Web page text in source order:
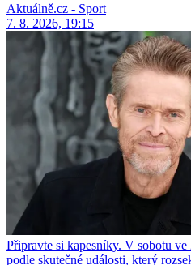
Aktuálně.cz - Sport
7. 8. 2026, 19:15
Připravte si kapesníky. V sobotu
podle skutečné události, který